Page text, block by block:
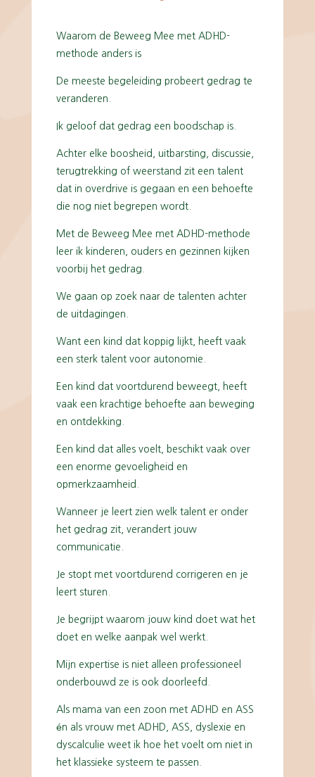
Waarom de Beweeg Mee met ADHD-
methode anders is
De meeste begeleiding probeert gedrag te
veranderen.
Ik geloof dat gedrag een boodschap is.
Achter elke boosheid, uitbarsting, discussie,
terugtrekking of weerstand zit een talent
dat in overdrive is gegaan en een behoefte
die nog niet begrepen wordt.
Met de Beweeg Mee met ADHD-methode
leer ik kinderen, ouders en gezinnen kijken
voorbij het gedrag.
We gaan op zoek naar de talenten achter
de uitdagingen.
Want een kind dat koppig lijkt, heeft vaak
een sterk talent voor autonomie.
Een kind dat voortdurend beweegt, heeft
vaak een krachtige behoefte aan beweging
en ontdekking.
Een kind dat alles voelt, beschikt vaak over
een enorme gevoeligheid en
opmerkzaamheid.
Wanneer je leert zien welk talent er onder
het gedrag zit, verandert jouw
communicatie.
Je stopt met voortdurend corrigeren en je
leert sturen.
Je begrijpt waarom jouw kind doet wat het
doet en welke aanpak wel werkt.
Mijn expertise is niet alleen professioneel
onderbouwd ze is ook doorleefd.
Als mama van een zoon met ADHD en ASS
én als vrouw met ADHD, ASS, dyslexie en
dyscalculie weet ik hoe het voelt om niet in
het klassieke systeem te passen.